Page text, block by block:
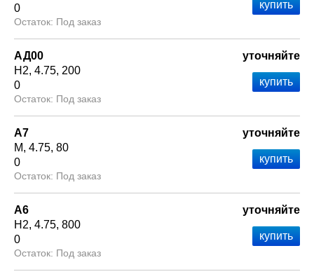
0
Под заказ
АД00
Н2 4.75 200
0
Под заказ
уточняйте
А7
М 4.75 80
0
Под заказ
уточняйте
А6
Н2 4.75 800
0
Под заказ
уточняйте